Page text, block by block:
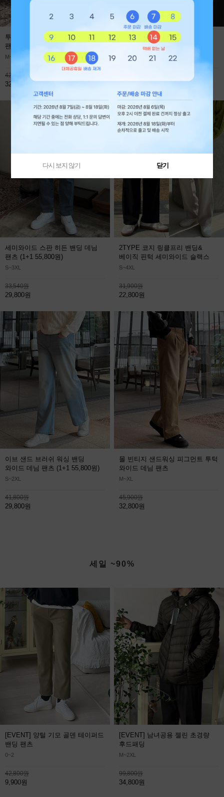
투턱 사계절 프리미엄 와이드 데님
팬츠
M~XL
42,800원
32,800원
에어로 쿨에버 절개 오버핏 긴팔
M~XL
세미와이드 스판 히든 밴딩 데님
팬츠 (1+1 55,800원)
S~3XL
33,540원
29,800원
2TYPE 코지 링클프리 밴딩&
베이직 핀턱 세미와이드 슬랙스
S~4XL
31,900원
22,800원
이브 샌드 브러쉬 워싱 밴딩
와이드 데님 팬츠 (1+1 55,800원)
S~2XL
41,800원
29,800원
몰 빈티지 샌드워싱 피그먼트 투턱
와이드 데님 팬츠
M~XL
45,900원
32,800원
세일 ~90%
[EVENT] 양털 기모 골덴 테이퍼드
밴딩 팬츠
0~2
42,800원
9,900원
[EVENT] 남녀공용 젤린 초경량
후드패딩
M~2XL
99,800원
34,800원
다시 보지 않기 닫기